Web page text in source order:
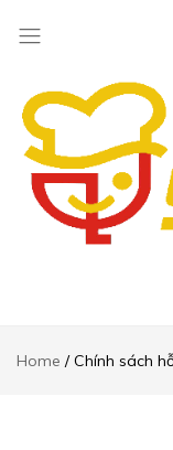
bán
Home Chính sách